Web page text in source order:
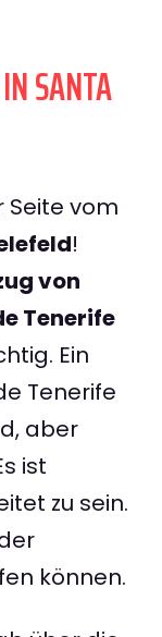
SANTA
Seite vom
!
von
Tenerife
Ein
Tenerife
aber
ist
zu sein.
können.